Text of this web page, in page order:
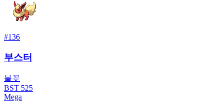
#136
부스터
불꽃
BST 525
Mega